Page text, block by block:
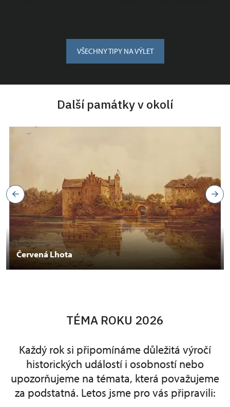
VŠECHNY TIPY NA VÝLET
Další památky v okolí
Červená Lhota
TÉMA ROKU 2026
Každý rok si připomínáme důležitá výročí
historických událostí i osobností nebo
upozorňujeme na témata, která považujeme
za podstatná. Letos jsme pro vás připravili: